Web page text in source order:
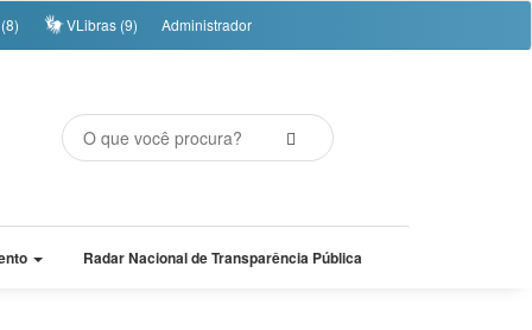
VLibras (9) Administrador
Radar Nacional de Transparência Pública